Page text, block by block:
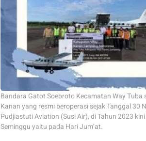
Bandara Gatot Soebroto Kecamatan Way
Kanan yang resmi beroperasi sejak Tanggal 30
Pudjiastuti Aviation (Susi Air), di Tahun 2023
Seminggu yaitu pada Hari Jum’at.